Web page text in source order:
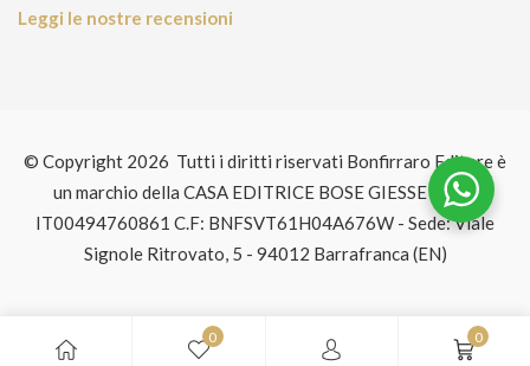
0 0
Leggi le nostre recensioni
© Copyright 2026 Tutti i diritti riservati Bonfirraro Editore è
un marchio della CASA EDITRICE BOSE GIESSE P.IVA:
IT00494760861 C.F: BNFSVT61H04A676W - Sede: Viale
Signole Ritrovato, 5 - 94012 Barrafranca (EN)